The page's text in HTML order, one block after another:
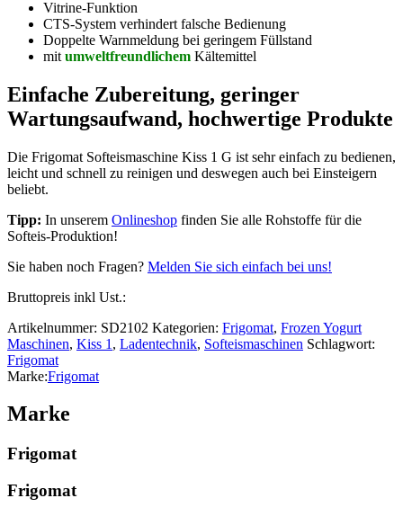
Vitrine-Funktion
CTS-System verhindert falsche Bedienung
Doppelte Warnmeldung bei geringem Füllstand
mit umweltfreundlichem Kältemittel
Einfache Zubereitung, geringer
Wartungsaufwand, hochwertige Produkte
Die Frigomat Softeismaschine Kiss 1 G ist sehr einfach zu bedienen,
leicht und schnell zu reinigen und deswegen auch bei Einsteigern
beliebt.
Tipp: In unserem Onlineshop finden Sie alle Rohstoffe für die
Softeis-Produktion!
Sie haben noch Fragen? Melden Sie sich einfach bei uns!
Bruttopreis inkl Ust.:
Artikelnummer: SD2102 Kategorien: Frigomat, Frozen Yogurt
Maschinen, Kiss 1 , Ladentechnik, Softeismaschinen Schlagwort:
Frigomat
Marke:Frigomat
Marke
Frigomat
Frigomat